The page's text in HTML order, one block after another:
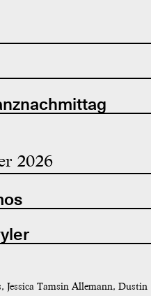
2026
Jessica Tamsin Allemann, Dustin